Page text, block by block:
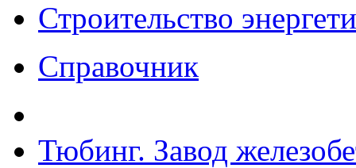
Строительство
Справочник
Тюбинг. Завод